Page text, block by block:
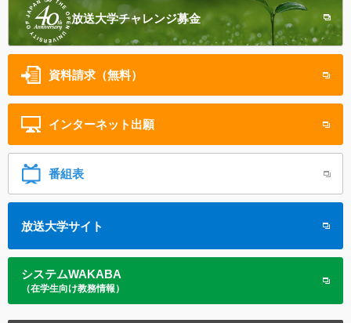
放送大学チャレンジ募金
資料請求（無料）
インターネット 出願
番組表
放送大学サイト
システムWAKABA
（在学生向け教務情報）